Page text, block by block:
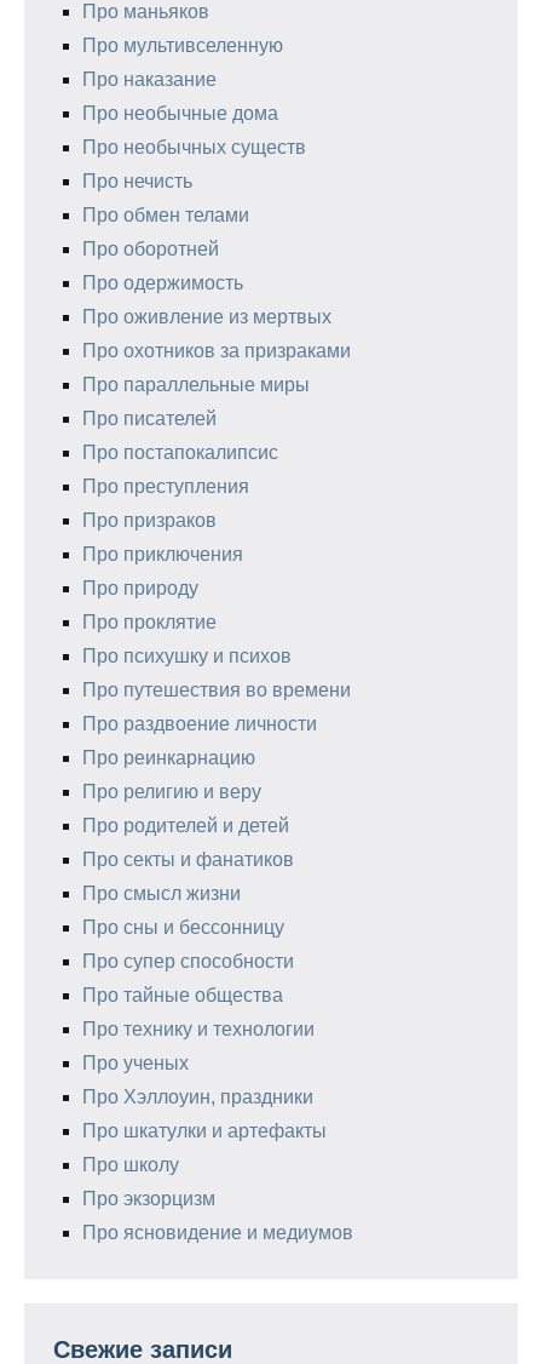
Про маньяков
Про мультивселенную
Про наказание
Про необычные дома
Про необычных существ
Про нечисть
Про обмен телами
Про оборотней
Про одержимость
Про оживление из мертвых
Про охотников за призраками
Про параллельные миры
Про писателей
Про постапокалипсис
Про преступления
Про призраков
Про приключения
Про природу
Про проклятие
Про психушку и психов
Про путешествия во времени
Про раздвоение личности
Про реинкарнацию
Про религию и веру
Про родителей и детей
Про секты и фанатиков
Про смысл жизни
Про сны и бессонницу
Про супер способности
Про тайные общества
Про технику и технологии
Про ученых
Про Хэллоуин, праздники
Про шкатулки и артефакты
Про школу
Про экзорцизм
Про ясновидение и медиумов
Свежие записи